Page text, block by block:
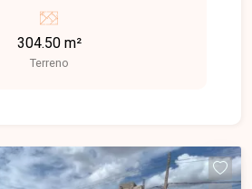
escolas, farmácias,
serviços, proporcionando
potencial para
localização em um bairro em
terreno uma ótima
304.50 m²
Terreno